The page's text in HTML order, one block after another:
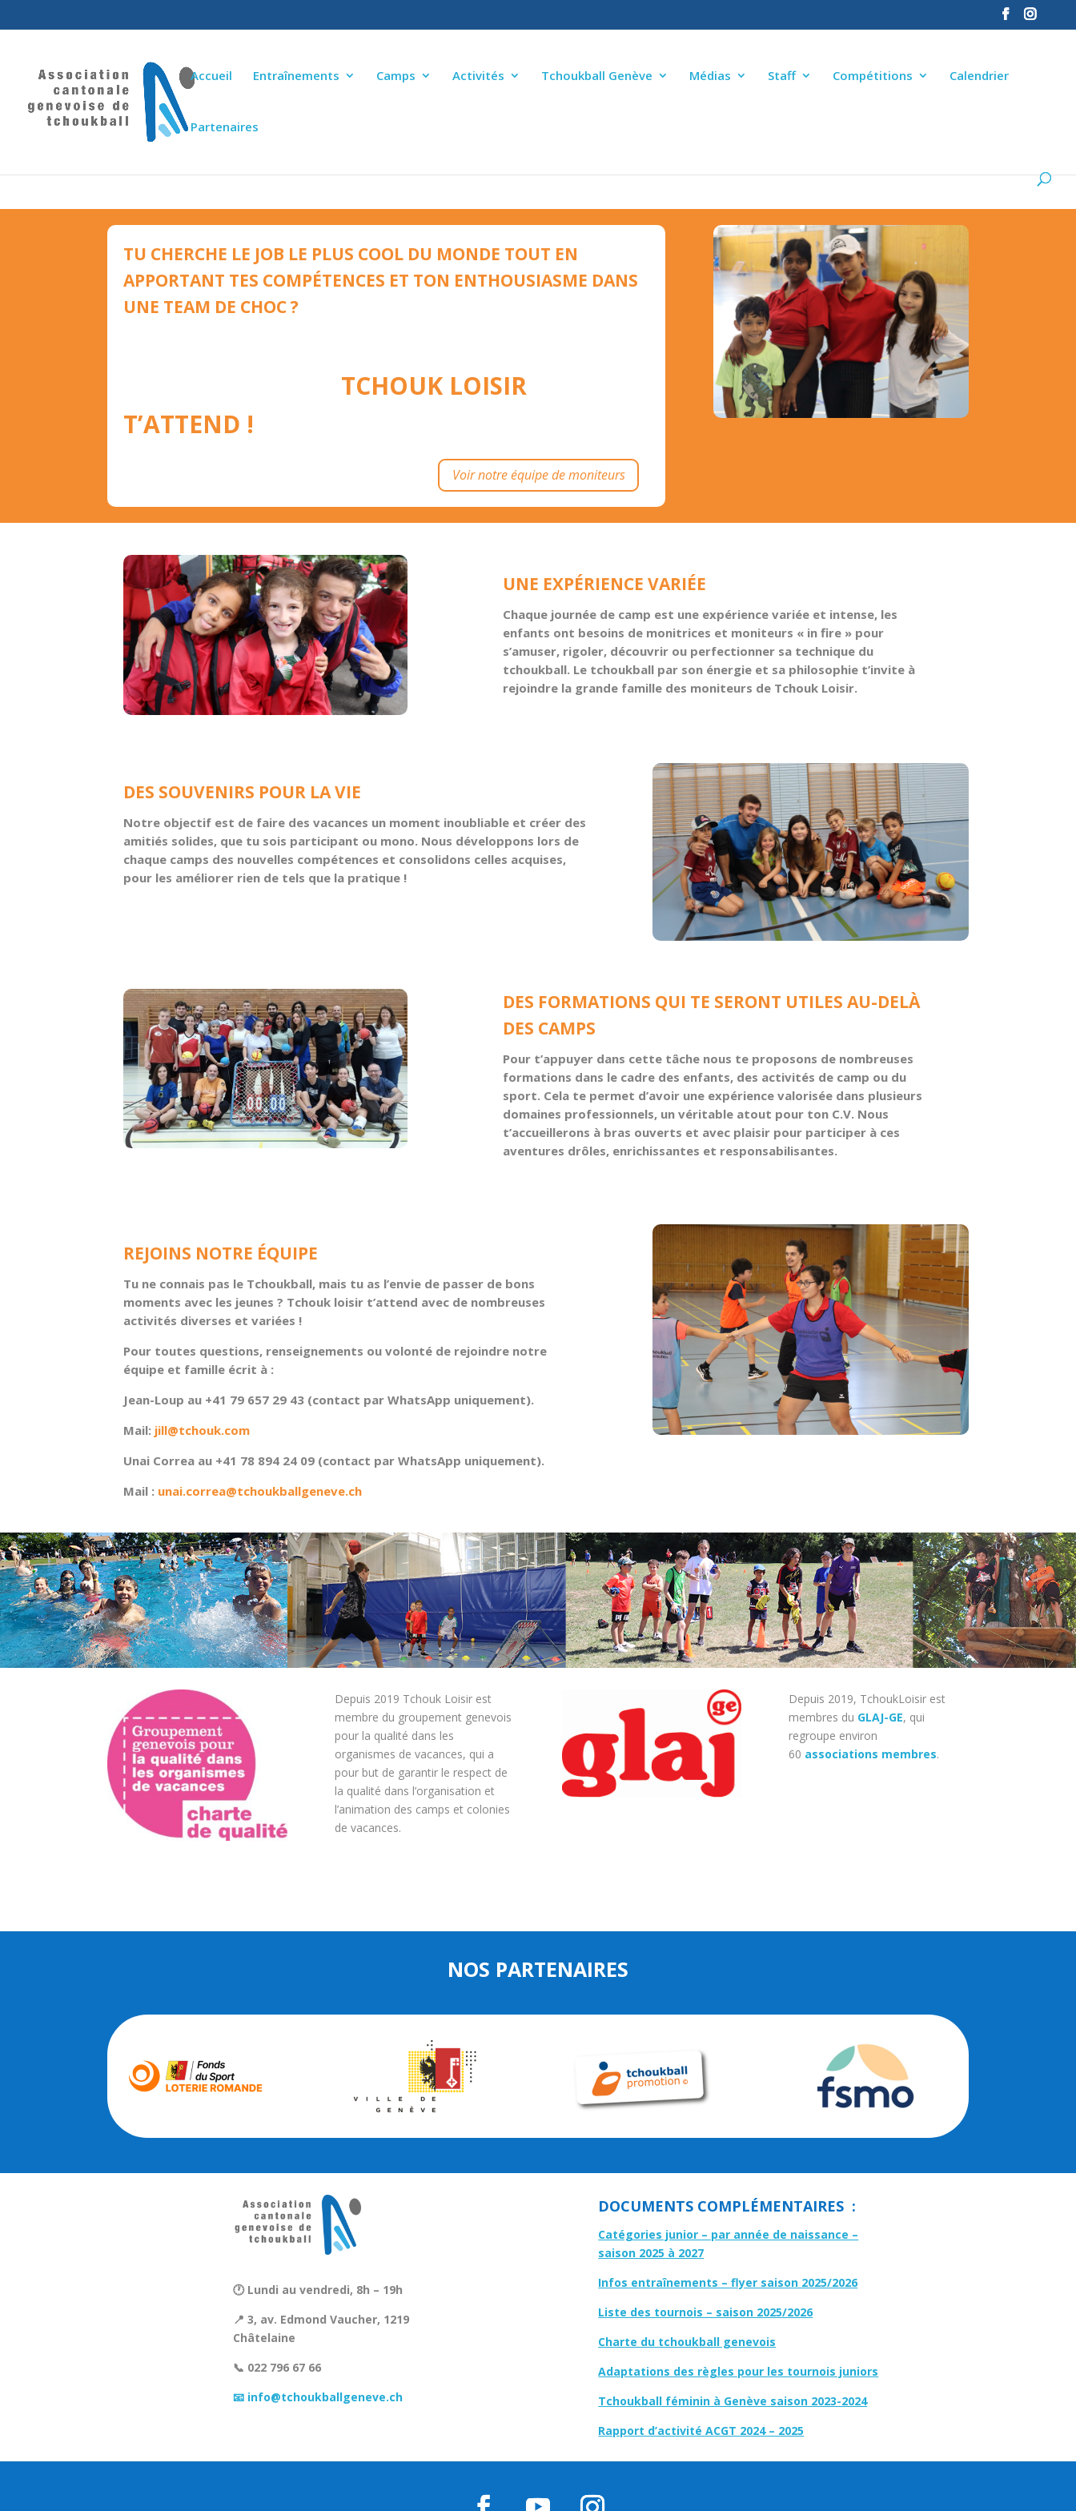
Accueil Entraînements Camps Activités Tchoukball Genève Médias Staff Compétitions Calendrier
Partenaires
TU CHERCHE LE JOB LE PLUS COOL DU MONDE TOUT EN
APPORTANT TES COMPÉTENCES ET TON ENTHOUSIASME DANS
UNE TEAM DE CHOC ?
TCHOUK LOISIR
T’ATTEND !
Voir notre équipe de moniteurs
UNE EXPÉRIENCE VARIÉE
Chaque journée de camp est une expérience variée et intense, les
enfants ont besoins de monitrices et moniteurs « in fire » pour
s’amuser, rigoler, découvrir ou perfectionner sa technique du
tchoukball. Le tchoukball par son énergie et sa philosophie t’invite à
rejoindre la grande famille des moniteurs de Tchouk Loisir.
DES SOUVENIRS POUR LA VIE
Notre objectif est de faire des vacances un moment inoubliable et créer des
amitiés solides, que tu sois participant ou mono. Nous développons lors de
chaque camps des nouvelles compétences et consolidons celles acquises,
pour les améliorer rien de tels que la pratique !
DES FORMATIONS QUI TE SERONT UTILES AU-DELÀ
DES CAMPS
Pour t’appuyer dans cette tâche nous te proposons de nombreuses
formations dans le cadre des enfants, des activités de camp ou du
sport. Cela te permet d’avoir une expérience valorisée dans plusieurs
domaines professionnels, un véritable atout pour ton C.V. Nous
t’accueillerons à bras ouverts et avec plaisir pour participer à ces
aventures drôles, enrichissantes et responsabilisantes.
REJOINS NOTRE ÉQUIPE
Tu ne connais pas le Tchoukball, mais tu as l’envie de passer de bons
moments avec les jeunes ? Tchouk loisir t’attend avec de nombreuses
activités diverses et variées !
Pour toutes questions, renseignements ou volonté de rejoindre notre
équipe et famille écrit à :
Jean-Loup au +41 79 657 29 43 (contact par WhatsApp uniquement).
Mail: jill@tchouk.com
Unai Correa au +41 78 894 24 09 (contact par WhatsApp uniquement).
Mail : unai.correa@tchoukballgeneve.ch
Depuis 2019 Tchouk Loisir est
membre du groupement genevois
pour la qualité dans les
organismes de vacances, qui a
pour but de garantir le respect de
la qualité dans l’organisation et
l’animation des camps et colonies
de vacances.
Depuis 2019, TchoukLoisir est
membres du GLAJ-GE, qui
regroupe environ
60 associations membres.
NOS PARTENAIRES
🕐 Lundi au vendredi, 8h – 19h
📍 3, av. Edmond Vaucher, 1219
Châtelaine
📞 022 796 67 66
📧 info@tchoukballgeneve.ch
DOCUMENTS COMPLÉMENTAIRES :
Catégories junior – par année de naissance –
saison 2025 à 2027
Infos entraînements – flyer saison 2025/2026
Liste des tournois – saison 2025/2026
Charte du tchoukball genevois
Adaptations des règles pour les tournois juniors
Tchoukball féminin à Genève saison 2023-2024
Rapport d’activité ACGT 2024 – 2025